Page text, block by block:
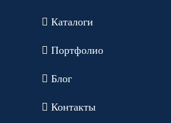
Каталоги
Портфолио
Блог
Контакты